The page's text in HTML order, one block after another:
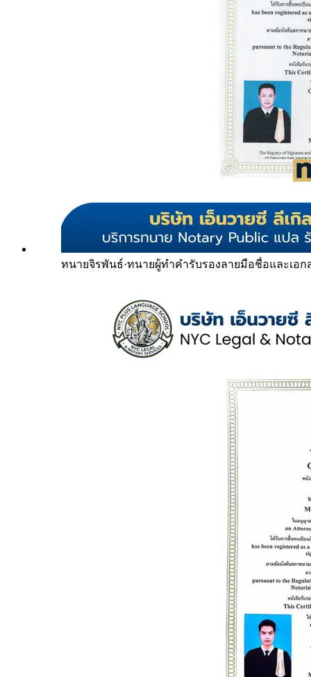
ทนายจิรพันธ์·ทนายผู้ทำคำรับรองลายมือชื่อและเอก